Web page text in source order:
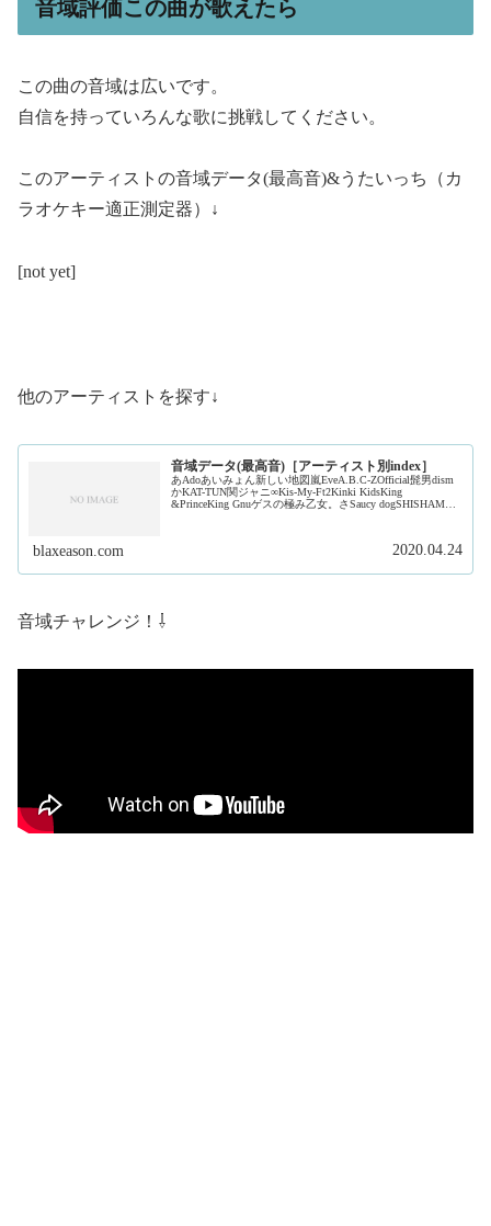
音域評価この曲が歌えたら
この曲の音域は広いです。
自信を持っていろんな歌に挑戦してください。
このアーティストの音域データ(最高音)&うたいっち（カ
ラオケキー適正測定器）↓
[not yet]
他のアーティストを探す↓
音域データ(最高音)［アーティスト別index］
あAdoあいみょん新しい地図嵐EveA.B.C-ZOfficial髭男dism
かKAT-TUN関ジャニ∞Kis-My-Ft2Kinki KidsKing
&PrinceKing Gnuゲスの極み乙女。さSaucy dogSHISHAMO
blaxeason.com 2020.04.24
音域チャレンジ！⇩